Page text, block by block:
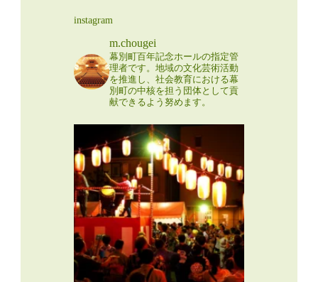
instagram
m.chougei
幕別町百年記念ホールの指定管
理者です。地域の文化芸術活動
を推進し、社会教育における幕
別町の中核を担う団体として貢
献できるよう努めます。